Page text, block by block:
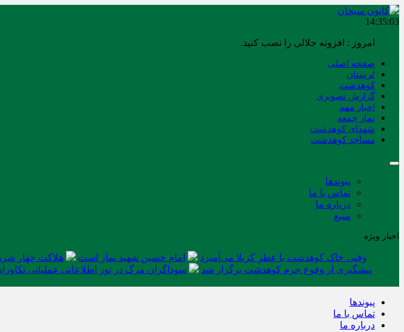
14:35:04
امروز : افزونه جلالی را نصب کنید.
صفحه اصلی
لرستان
کوهدشت
گزارش تصویری
اخبار مهم
نماز جمعه
شهدای کوهدشت
مساجد کوهدشت
پیوندها
تماس با ما
درباره ما
منبع
اخبار ویژه
وقتی خاک کوهدشت با عطر کربلا می‌آمیزد امام حسین شهید نماز است هلاکت چهار شرور مسلح
پیشگیری از وقوع جرم کوهدشت برگزار شد
سوداگران مرگ در تور اطلاعاتی عملیاتی
پیوندها
تماس با ما
درباره ما